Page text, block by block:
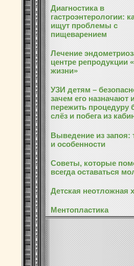
Диагностика в
гастроэнтерологии:
ищут проблемы с
пищеварением
Лечение
центре репродукции
жизни»
УЗИ детям –
зачем его назначают
пережить процедуру
слёз и побега из
Выведение из запоя:
и особенности
Советы, которые
всегда оставаться
Детская неотложная
Ментопластика